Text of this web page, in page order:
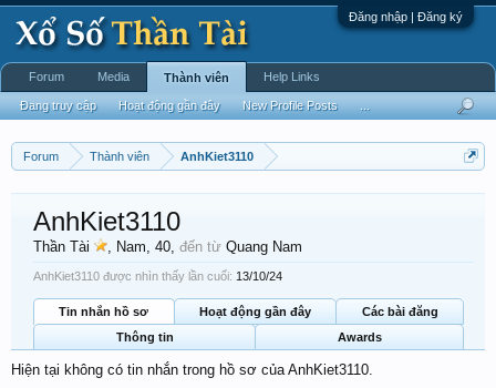
Đăng nhập | Đăng ký
Forum Thành viên AnhKiet3110
AnhKiet3110
Thần Tài , Nam, 40, đến từ Quang Nam
AnhKiet3110 được nhìn thấy lần cuối: 13/10/24
Tin nhắn hồ sơ Hoạt động gần đây
Các bài đăng
Thông tin
Awards
Hiện tại không có tin nhắn trong hồ sơ của AnhKiet3110.
Forum Media Thành viên
Đang truy cập Hoạt động gần đây New Profile Posts
Help Links